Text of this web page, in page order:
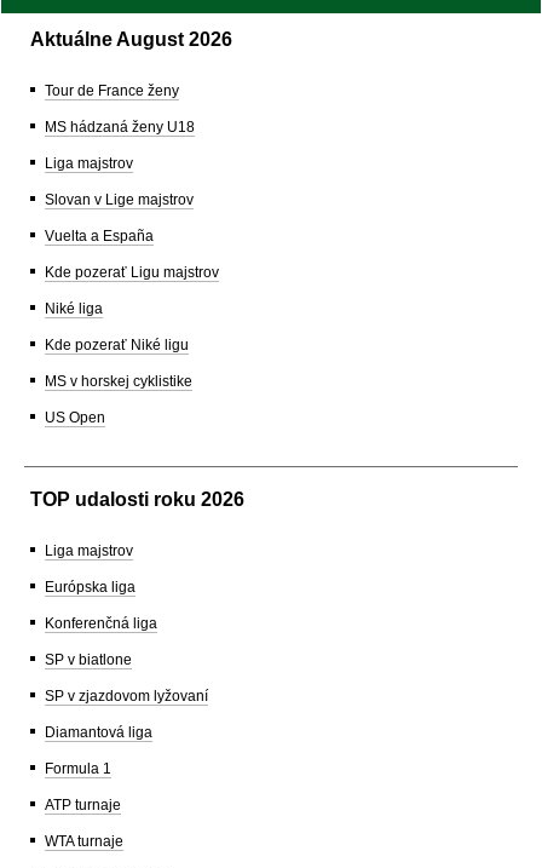
Aktuálne August 2026
Tour de France ženy
MS hádzaná ženy U18
Liga majstrov
Slovan v Lige majstrov
Vuelta a España
Kde pozerať Ligu majstrov
Niké liga
Kde pozerať Niké ligu
MS v horskej cyklistike
US Open
TOP udalosti roku 2026
Liga majstrov
Európska liga
Konferenčná liga
SP v biatlone
SP v zjazdovom lyžovaní
Diamantová liga
Formula 1
ATP turnaje
WTA turnaje